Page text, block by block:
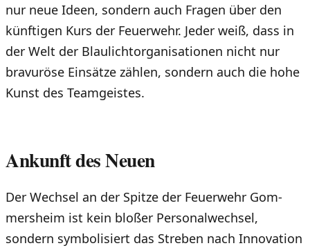
nur neue Ideen, sondern auch Fragen über den
künftigen Kurs der Feuerwehr. Jeder weiß, dass in
der Welt der Blaulichtorganisationen nicht nur
bravuröse Einsätze zählen, sondern auch die hohe
Kunst des Teamgeistes.
Ankunft des Neuen
Der Wechsel an der Spitze der Feuerwehr Gom­
mers­heim ist kein bloßer Personalwechsel,
sondern symbolisiert das Streben nach Innovation